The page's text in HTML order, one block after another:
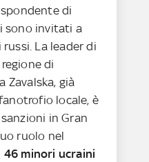
di
sono invitati a
La leader di
di
Zavalska, già
locale, è
in Gran
ruolo nel
46 minori ucraini